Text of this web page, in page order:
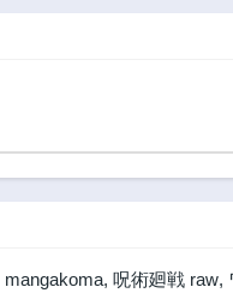
mangakoma, 呪術廻戦 raw,